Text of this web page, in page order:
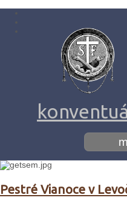
Pestré Vianoce v